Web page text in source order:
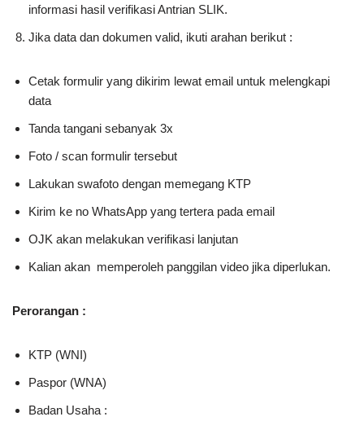
informasi hasil verifikasi Antrian SLIK.
Jika data dan dokumen valid, ikuti arahan berikut :
Cetak formulir yang dikirim lewat email untuk melengkapi
data
Tanda tangani sebanyak 3x
Foto / scan formulir tersebut
Lakukan swafoto dengan memegang KTP
Kirim ke no WhatsApp yang tertera pada email
OJK akan melakukan verifikasi lanjutan
Kalian akan memperoleh panggilan video jika diperlukan.
Perorangan :
KTP (WNI)
Paspor (WNA)
Badan Usaha :